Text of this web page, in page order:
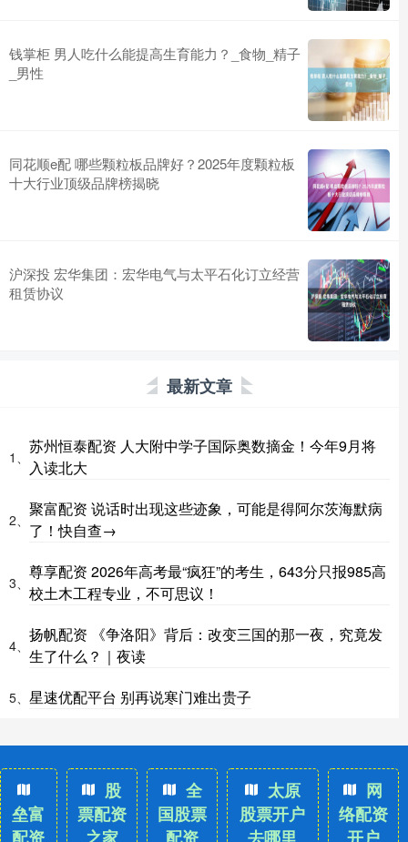
钱掌柜 男人吃什么能提高生育能力？_食物_精子
_男性
同花顺e配 哪些颗粒板品牌好？2025年度颗粒板
十大行业顶级品牌榜揭晓
沪深投 宏华集团：宏华电气与太平石化订立经营
租赁协议
最新文章
1、
苏州恒泰配资 人大附中学子国际奥数摘金！今年9月将
入读北大
2、
聚富配资 说话时出现这些迹象，可能是得阿尔茨海默病
了！快自查→
3、
尊享配资 2026年高考最“疯狂”的考生，643分只报985高
校土木工程专业，不可思议！
4、
扬帆配资 《争洛阳》背后：改变三国的那一夜，究竟发
生了什么？｜夜读
5、 星速优配平台 别再说寒门难出贵子
垒富
股
票配资
全
国股票
太原
股票开户
网
络配资